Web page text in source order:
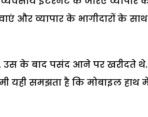
और व्यापार के भागीदारों के साथ
उस के बाद पसंद आने पर खरीदते थे.
यही समझता है कि मोबाइल हाथ